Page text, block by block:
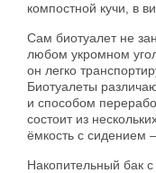
компостной кучи, в
Сам биотуалет не
любом укромном
он легко
Биотуалеты
и способом
состоит из
ёмкость с сидением
Накопительный бак